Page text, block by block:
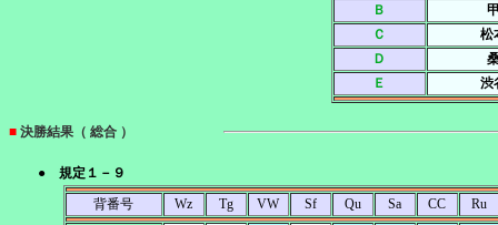
Ｂ
Ｃ
松
Ｄ
Ｅ
渋
■ 決勝結果（ 総合 ）
● 規定１－９
背番号
Wz Tg VW Sf Qu Sa CC
Ru